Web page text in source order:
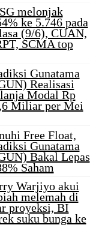
melonjak
ke 5.746 pada
(9/6), CUAN,
SCMA top
Gunatama
Realisasi
Modal Rp
Miliar per Mei
Free Float,
Gunatama
Bakal Lepas
Saham
Warjiyo akui
melemah di
proyeksi, BI
suku bunga ke